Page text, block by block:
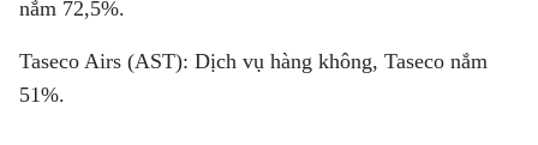
nắm 72,5%.
Taseco Airs (AST): Dịch vụ hàng không, Taseco nắm
51%.